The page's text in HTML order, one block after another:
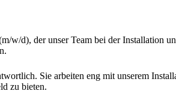
d), der unser Team bei der Installation
Sie arbeiten eng mit unserem
zu bieten.